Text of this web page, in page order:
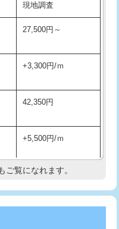
現場見積
16,500円
す。
16,500円
5,500円
5,500円
11,000円
現地調査
27,500円～
+3,300円/ｍ
42,350円
+5,500円/ｍ
現地調査
ご覧になれます。